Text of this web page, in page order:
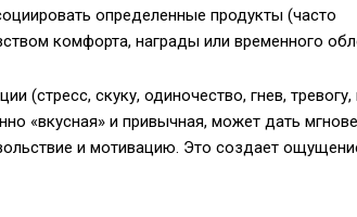
определенные продукты (часто
комфорта, награды или временного
(стресс, скуку, одиночество, гнев, тревогу,
«вкусная» и привычная, может дать
и мотивацию. Это создает